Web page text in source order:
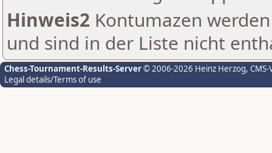
Hinweis2 Kontumazen
und sind in der Liste nicht
Chess-Tournament-Results-Server© 2006-2026 Heinz Herzog,
Legal details/Terms of use